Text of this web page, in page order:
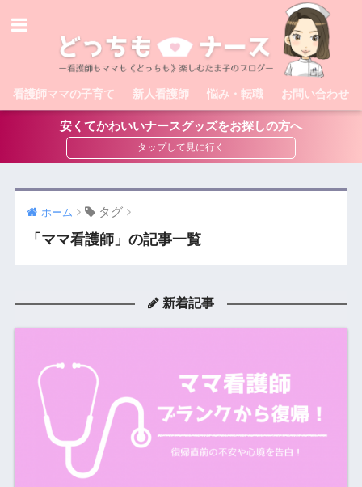
看護師ママの子育て 新人看護師 悩み・転職 お問い合わせ
安くてかわいいナースグッズをお探しの方へ
ホーム タグ
「ママ看護師」の記事一覧
新着記事